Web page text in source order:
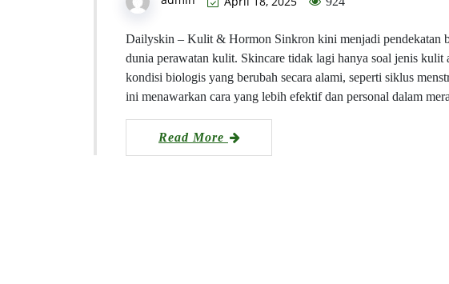
Dailyskin – Kulit & Hormon Sinkron kini menjadi pendekatan
dunia perawatan kulit. Skincare tidak lagi hanya soal jenis kulit
kondisi biologis yang berubah secara alami, seperti siklus
ini menawarkan cara yang lebih efektif dan personal dalam
Read More